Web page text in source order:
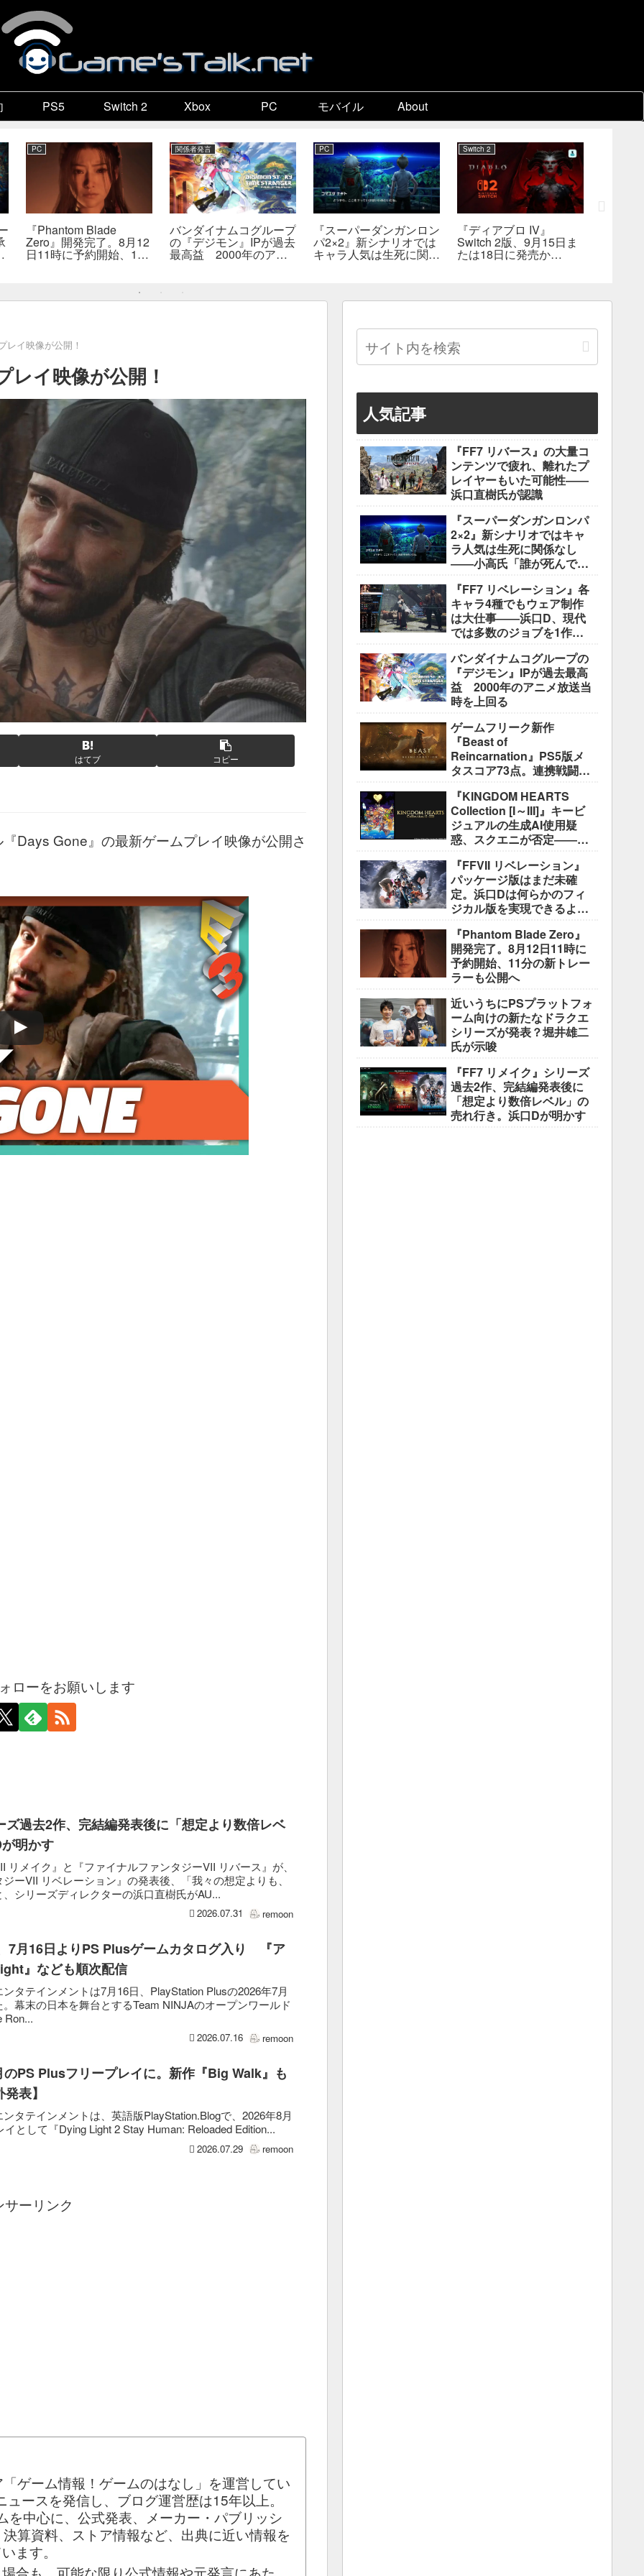
PS5 Switch 2 Xbox PC モバイル About
PC
『Phantom Blade
Zero』開発完了。8月12
日11時に予約開始、11
関係者発言
バンダイナムコグループ
の『デジモン』IPが過去
最高益 2000年のアニ
PC
『スーパーダンガンロン
パ2×2』新シナリオでは
キャラ人気は生死に関係
Switch 2
『ディアブロ IV』
Switch 2版、9月15日ま
たは18日に発売か
レイ映像が公開！
レイ映像が公開！
はてブ コピー
Days Gone』の最新ゲームプレイ映像が公開さ
ローをお願いします
ズ過去2作、完結編発表後に「想定より数倍レベ
明かす
リメイク』と『ファイナルファンタジーVII リバース』が、
ーVII リベレーション』の発表後、「我々の想定よりも、
シリーズディレクターの浜口直樹氏がAU...
2026.07.31 remoon
7月16日よりPS Plusゲームカタログ入り 『ア
』なども順次配信
タテインメントは7月16日、PlayStation Plusの2026年7月
幕末の日本を舞台とするTeam NINJAのオープンワールド
Ron...
2026.07.16 remoon
PS Plusフリープレイに。新作『Big Walk』も
表】
タテインメントは、英語版PlayStation.Blogで、2026年8月
として『Dying Light 2 Stay Human: Reloaded Edition...
2026.07.29 remoon
サーリンク
ゲーム情報！ゲームのはなし」を運営してい
ースを発信し、ブログ運営歴は15年以上。
を中心に、公式発表、メーカー・パブリッシ
算資料、ストア情報など、出典に近い情報を
ます。
人気記事
『FF7 リバース』の大量コ
ンテンツで疲れ、離れたプ
レイヤーもいた可能性――
浜口直樹氏が認識
『スーパーダンガンロンパ
2×2』新シナリオではキャ
ラ人気は生死に関係なし
――小高氏「誰が死んでも
で」
『FF7 リベレーション』各
キャラ4種でもウェア制作
は大仕事――浜口D、現代
では多数のジョブを1作に
説明
バンダイナムコグループの
『デジモン』IPが過去最高
益 2000年のアニメ放送当
時を上回る
ゲームフリーク新作
『Beast of
Reincarnation』PS5版メ
タスコア73点。連携戦闘は
き”には不満
『KINGDOM HEARTS
Collection [I～III]』キービ
ジュアルの生成AI使用疑
惑、スクエニが否定――不
ス」
『FFVII リベレーション』
パッケージ版はまだ未確
定。浜口Dは何らかのフィ
ジカル版を実現できるよう
『Phantom Blade Zero』
開発完了。8月12日11時に
予約開始、11分の新トレー
ラーも公開へ
近いうちにPSプラットフォ
ーム向けの新たなドラクエ
シリーズが発表？堀井雄二
氏が示唆
『FF7 リメイク』シリーズ
過去2作、完結編発表後に
「想定より数倍レベル」の
売れ行き。浜口Dが明かす